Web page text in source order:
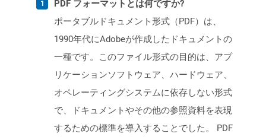
PDF フォーマットとは何ですか?
ポータブルドキュメント形式（PDF）は、
1990年代にAdobeが作成したドキュメントの
一種です。このファイル形式の目的は、アプ
リケーションソフトウェア、ハードウェア、
オペレーティングシステムに依存しない形式
で、ドキュメントやその他の参照資料を表現
するための標準を導入することでした。 PDF